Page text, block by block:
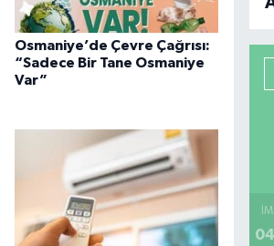
Osmaniye’de Çevre Çağrısı:
“Sadece Bir Tane Osmaniye
Var”